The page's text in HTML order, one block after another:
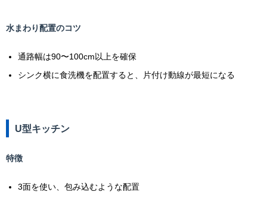
水まわり配置のコツ
通路幅は90〜100cm以上を確保
シンク横に食洗機を配置すると、片付け動線が最短になる
U型キッチン
特徴
3面を使い、包み込むような配置